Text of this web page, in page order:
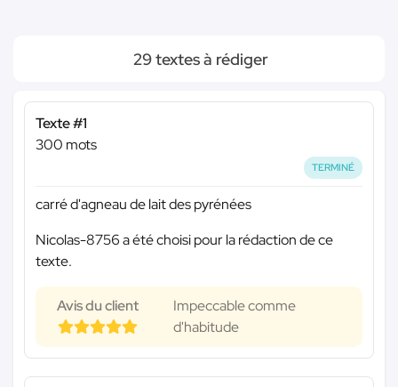
29 textes à rédiger
Texte #1
300 mots
TERMINÉ
carré d'agneau de lait des pyrénées
Nicolas-8756 a été choisi pour la rédaction de ce
texte.
Avis du client
Impeccable comme
d'habitude